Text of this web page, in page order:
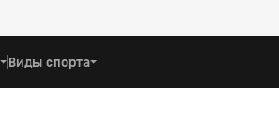
Виды спорта